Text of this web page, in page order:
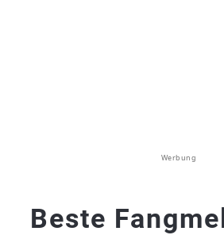
Werbung
Beste